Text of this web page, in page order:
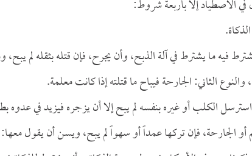
الاصطياد إلا بأربعة شروط:
فيه ما يشترط في آلة الذبح، وأن يجرح، فإن قتله بثقله لم
الثاني: الجارحة فيباح ما قتلته إذا كانت معلمة.
الكلب أو غيره بنفسه لم يبح إلا أن يزجره فيزيد في عدوه
الجارحة، فإن تركها عمداً أو سهواً لم يبح، ويسن أن يقول معها: